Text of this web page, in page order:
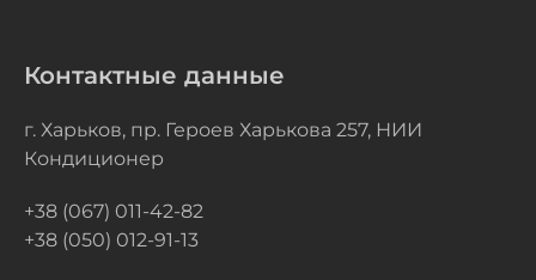
Контактные данные
г. Харьков, пр. Героев Харькова 257, НИИ
Кондиционер
+38 (067) 011-42-82
+38 (050) 012-91-13